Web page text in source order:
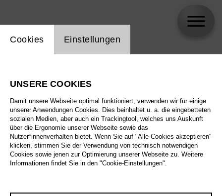
Alle Sparten
Alle Spielstätten
Alle Merkmale
Einstellung Website Cookie
Cookies Einstellungen
UNSERE COOKIES
Damit unsere Webseite optimal funktioniert, verwenden wir für einige
unserer Anwendungen Cookies. Dies beinhaltet u. a. die eingebetteten
sozialen Medien, aber auch ein Trackingtool, welches uns Auskunft
über die Ergonomie unserer Webseite sowie das
Nutzer*innenverhalten bietet. Wenn Sie auf "Alle Cookies akzeptieren"
klicken, stimmen Sie der Verwendung von technisch notwendigen
Cookies sowie jenen zur Optimierung unserer Webseite zu. Weitere
Informationen findet Sie in den "Cookie-Einstellungen".